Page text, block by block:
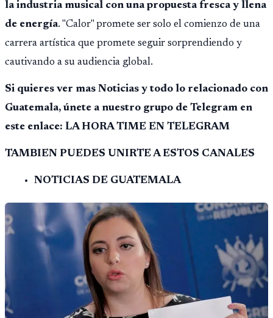
la industria musical con una propuesta fresca y llena
de energía. "Calor" promete ser solo el comienzo de una
carrera artística que promete seguir sorprendiendo y
cautivando a su audiencia global.
Si quieres ver mas Noticias y todo lo relacionado con
Guatemala, únete a nuestro grupo de Telegram en
este enlace: LA HORA TIME EN TELEGRAM
TAMBIEN PUEDES UNIRTE A ESTOS CANALES
NOTICIAS DE GUATEMALA